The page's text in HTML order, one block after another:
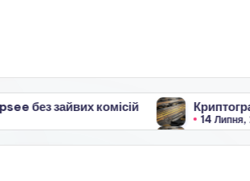
Криптографическая
14 Липня, 2026
Криптографическая
14 Липня, 2026